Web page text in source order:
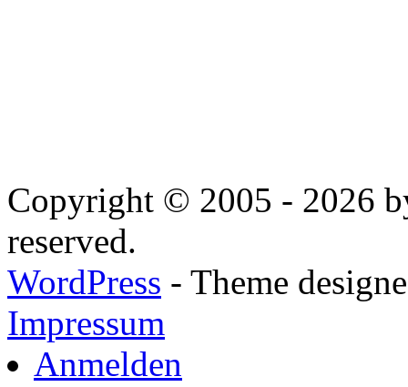
Copyright © 2005 - 2026
reserved.
WordPress - Theme
Impressum
Anmelden